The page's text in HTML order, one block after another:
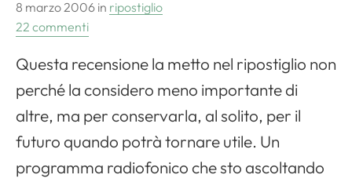
8 marzo 2006 in ripostiglio
22 commenti
Questa recensione la metto nel ripostiglio non
perché la considero meno importante di
altre, ma per conservarla, al solito, per il
futuro quando potrà tornare utile. Un
programma radiofonico che sto ascoltando